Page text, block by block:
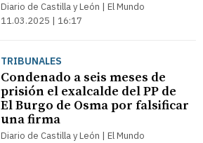
Diario de Castilla y León | El Mundo
11.03.2025 | 16:17
TRIBUNALES
Condenado a seis meses de
prisión el exalcalde del PP de
El Burgo de Osma por falsificar
una firma
Diario de Castilla y León | El Mundo